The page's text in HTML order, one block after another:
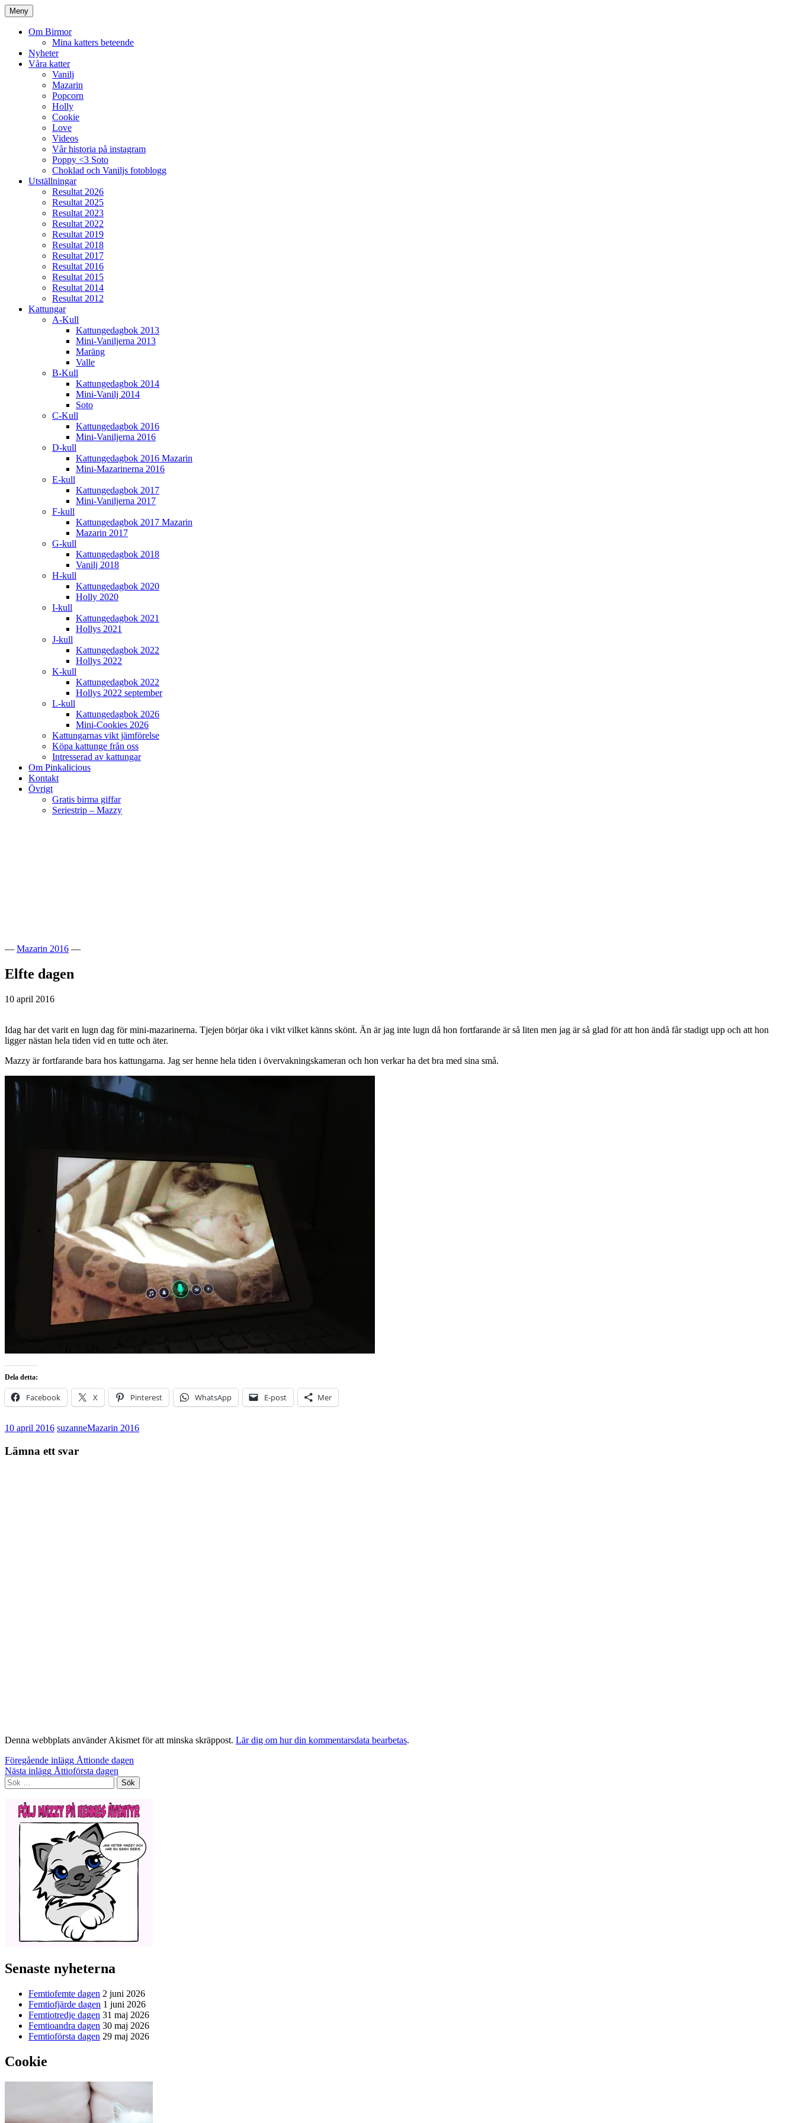
Meny
Om Birmor
Mina katters beteende
Nyheter
Våra katter
Vanilj
Mazarin
Popcorn
Holly
Cookie
Love
Videos
Vår historia på instagram
Poppy <3 Soto
Choklad och Vaniljs fotoblogg
Utställningar
Resultat 2026
Resultat 2025
Resultat 2023
Resultat 2022
Resultat 2019
Resultat 2018
Resultat 2017
Resultat 2016
Resultat 2015
Resultat 2014
Resultat 2012
Kattungar
A-Kull
Kattungedagbok 2013
Mini-Vaniljerna 2013
Maräng
Valle
B-Kull
Kattungedagbok 2014
Mini-Vanilj 2014
Soto
C-Kull
Kattungedagbok 2016
Mini-Vaniljerna 2016
D-kull
Kattungedagbok 2016 Mazarin
Mini-Mazarinerna 2016
E-kull
Kattungedagbok 2017
Mini-Vaniljerna 2017
F-kull
Kattungedagbok 2017 Mazarin
Mazarin 2017
G-kull
Kattungedagbok 2018
Vanilj 2018
H-kull
Kattungedagbok 2020
Holly 2020
I-kull
Kattungedagbok 2021
Hollys 2021
J-kull
Kattungedagbok 2022
Hollys 2022
K-kull
Kattungedagbok 2022
Hollys 2022 september
L-kull
Kattungedagbok 2026
Mini-Cookies 2026
Kattungarnas vikt jämförelse
Köpa kattunge från oss
Intresserad av kattungar
Om Pinkalicious
Kontakt
Övrigt
Gratis birma giffar
Seriestrip – Mazzy
— Mazarin 2016 —
Elfte dagen
10 april 2016
Idag har det varit en lugn dag för mini-mazarinerna. Tjejen börjar öka i vikt vilket känns skönt. Än är jag inte lugn då hon fortfarande är så liten men jag är så glad för att hon ändå får stadigt upp och att hon
ligger nästan hela tiden vid en tutte och äter.
Mazzy är fortfarande bara hos kattungarna. Jag ser henne hela tiden i övervakningskameran och hon verkar ha det bra med sina små.
Dela detta:
Facebook X Pinterest WhatsApp E-post Mer
10 april 2016 suzanneMazarin 2016
Lämna ett svar
Denna webbplats använder Akismet för att minska skräppost. Lär dig om hur din kommentarsdata bearbetas.
Inläggsnavigering
Föregående inlägg Åttionde dagen
Nästa inlägg Åttioförsta dagen
Sök
efter:
Senaste nyheterna
Femtiofemte dagen 2 juni 2026
Femtiofjärde dagen 1 juni 2026
Femtiotredje dagen 31 maj 2026
Femtioandra dagen 30 maj 2026
Femtioförsta dagen 29 maj 2026
Cookie